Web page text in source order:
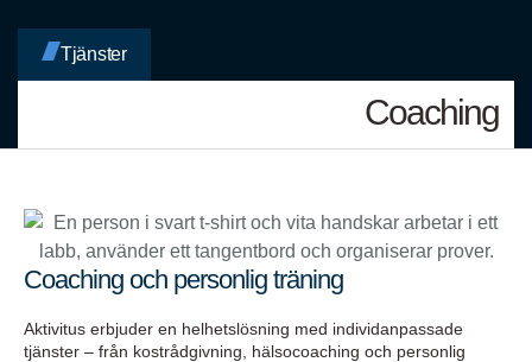
Tjänster
Coaching
Coaching och personlig träning
Aktivitus erbjuder en helhetslösning med individanpassade
tjänster – från kostrådgivning, hälsocoaching och personlig